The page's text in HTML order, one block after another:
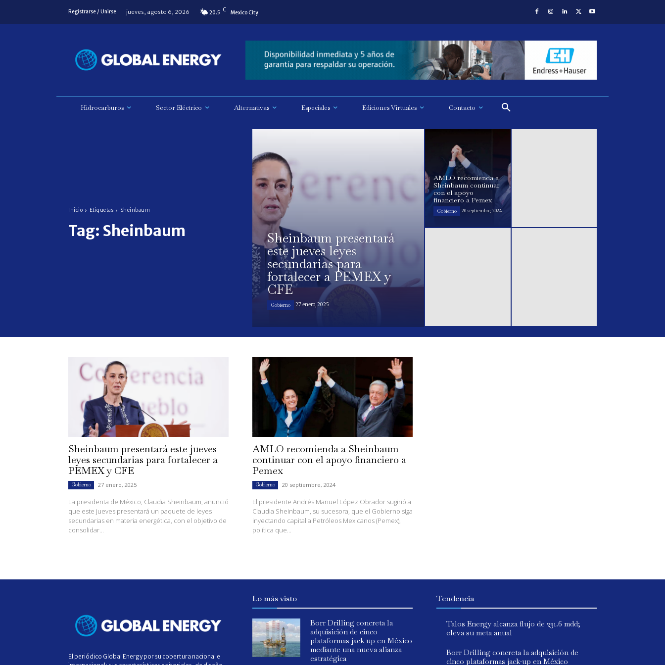
Registrarse / Unirse jueves, agosto 6, 2026 20.5 C Mexico City
Hidrocarburos Sector Eléctrico Alternativas Especiales Ediciones Virtuales Contacto
Inicio Etiquetas Sheinbaum
Tag: Sheinbaum Sheinbaum presentará
este jueves leyes
secundarias para
fortalecer a PEMEX y
CFE
Gobierno 27 enero, 2025
AMLO recomienda a
Sheinbaum continuar
con el apoyo
financiero a Pemex
Gobierno 20 septiembre, 2024
Sheinbaum presentará este jueves
leyes secundarias para fortalecer a
PEMEX y CFE
Gobierno 27 enero, 2025
La presidenta de México, Claudia Sheinbaum, anunció
que este jueves presentará un paquete de leyes
secundarias en materia energética, con el objetivo de
consolidar...
AMLO recomienda a Sheinbaum
continuar con el apoyo financiero a
Pemex
Gobierno 20 septiembre, 2024
El presidente Andrés Manuel López Obrador sugirió a
Claudia Sheinbaum, su sucesora, que el Gobierno siga
inyectando capital a Petróleos Mexicanos (Pemex),
política que...
El periódico Global Energy por su cobertura nacional e
Lo más visto
Borr Drilling concreta la
adquisición de cinco
plataformas jack-up en México
mediante una nueva alianza
estratégica
Tendencia
Talos Energy alcanza flujo de 231.6 mdd;
eleva su meta anual
Borr Drilling concreta la adquisición de
cinco plataformas jack-up en México